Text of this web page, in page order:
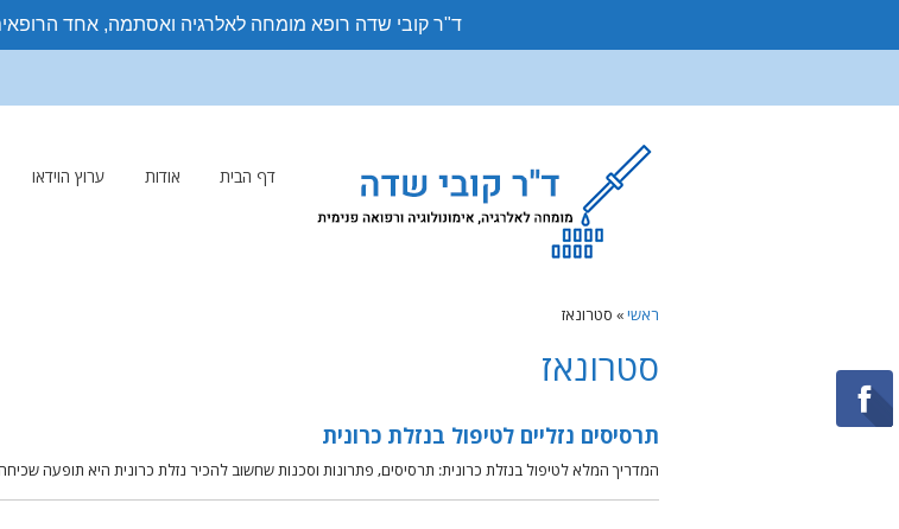
דף הבית אודות ערוץ הוידאו
ראשי» סטרונאז
סטרונאז
תרסיסים נזליים לטיפול בנזלת כרונית
המדריך המלא לטיפול בנזלת כרונית: תרסיסים, פתרונות וסכנות שחשוב להכיר ​נזלת כרונית היא תופעה
ד"ר קובי שדה רופא מומחה לאלרגיה ואסתמה, אחד